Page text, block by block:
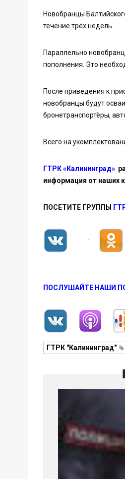
Новобранцы
течение трёх недель.
Параллельно
пополнения. Это
После приведения к
новобранцы будут
бронетранспортёры,
Всего на
ГТРК «Калининград»
информация от наших
ПОСЕТИТЕ ГРУППЫ
ПОСЛУШАЙТЕ НАШИ
ГТРК "Калининград"